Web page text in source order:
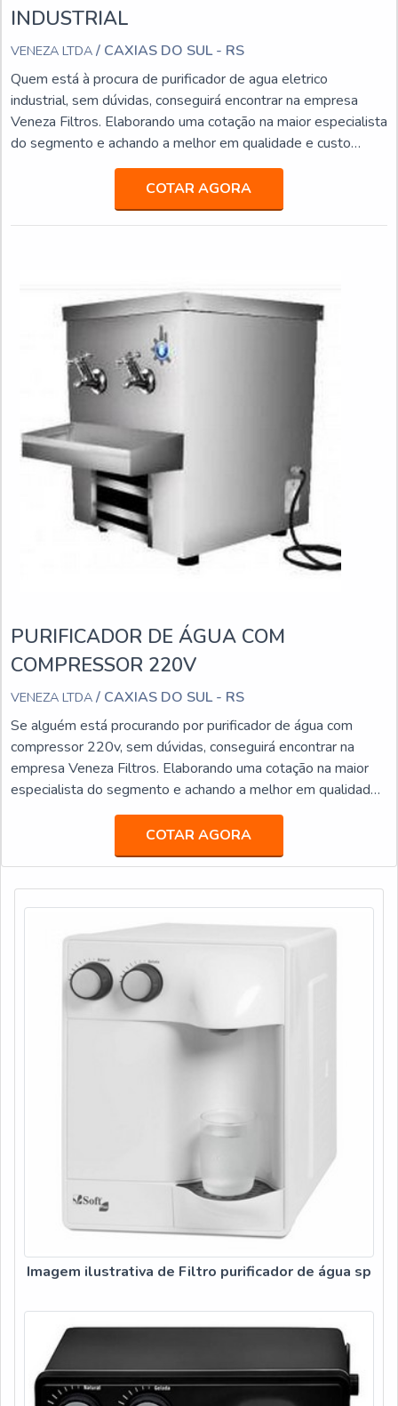
INDUSTRIAL
VENEZA LTDA / CAXIAS DO SUL - RS
Quem está à procura de purificador de agua eletrico
industrial, sem dúvidas, conseguirá encontrar na empresa
Veneza Filtros. Elaborando uma cotação na maior especialista
do segmento e achando a melhor em qualidade e custo
benefício.ALGUNS DETALHES SOBRE PURIFICADOR DE
AGUA ELETRICO INDUSTRIALSe alguém pesquisar
purificador de agua eletrico industrial em uma empresa
inovadora, acha a Veneza Filtros. A empresa trabalha com
COTAR AGORA
PURIFICADOR DE ÁGUA COM
COMPRESSOR 220V
VENEZA LTDA / CAXIAS DO SUL - RS
Se alguém está procurando por purificador de água com
compressor 220v, sem dúvidas, conseguirá encontrar na
empresa Veneza Filtros. Elaborando uma cotação na maior
especialista do segmento e achando a melhor em qualidade
e custo benefício.Quando a procura é por purificador de água
com compressor 220v, com a Veneza Filtros o cliente
conseguirá precisão com soluções para quem busca a melhor
COTAR AGORA
Imagem ilustrativa de Filtro purificador de água sp